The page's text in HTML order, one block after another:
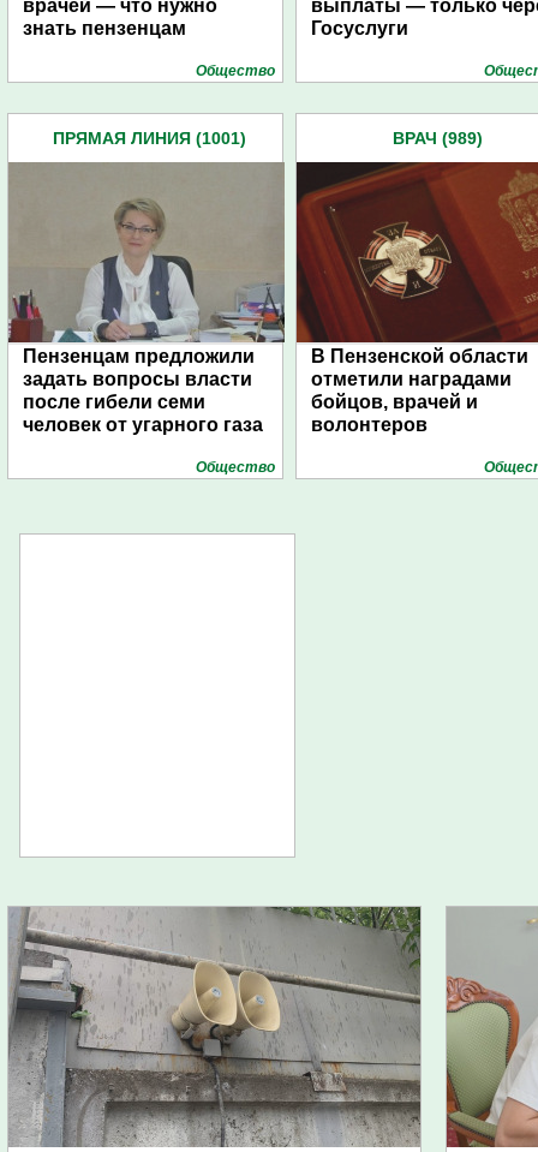
врачей — что нужно
знать пензенцам
Общество
выплаты — только
Госуслуги
ПРЯМАЯ ЛИНИЯ (1001)
Пензенцам предложили
задать вопросы власти
после гибели семи
человек от угарного газа
Общество
ВРАЧ (989)
В Пензенской области
отметили наградами
бойцов, врачей и
волонтеров